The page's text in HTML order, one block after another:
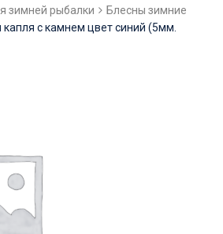
зимней рыбалки
Блесны зимние
с камнем цвет синий (5мм.